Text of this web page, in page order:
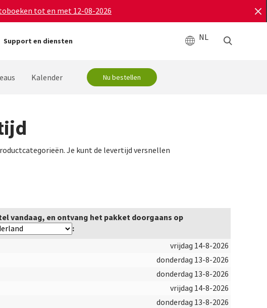
tot en met 12-08-2026
Support en diensten NL
Kalender Nu bestellen
Je kunt de levertijd versnellen
vandaag, en ontvang het pakket doorgaans op
:
vrijdag 14-8-2026
donderdag 13-8-2026
donderdag 13-8-2026
vrijdag 14-8-2026
donderdag 13-8-2026